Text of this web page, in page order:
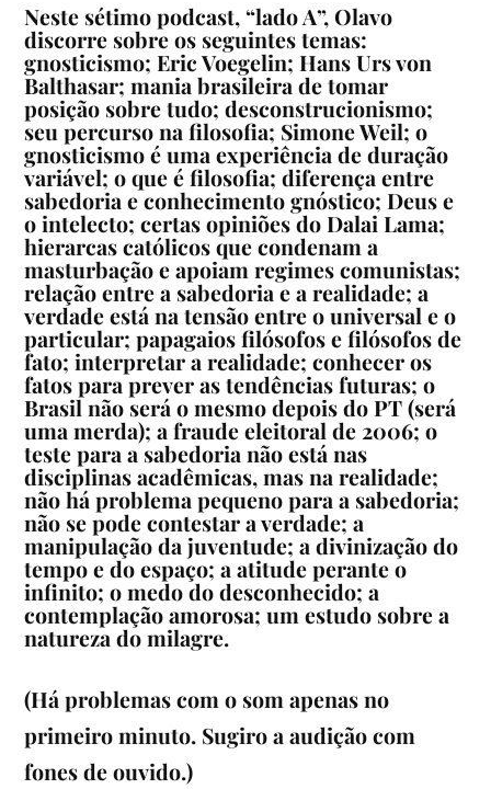
Neste sétimo podcast, “lado A”, Olavo
discorre sobre os seguintes temas:
gnosticismo; Eric Voegelin; Hans Urs von
Balthasar; mania brasileira de tomar
posição sobre tudo; desconstrucionismo;
seu percurso na filosofia; Simone Weil; o
gnosticismo é uma experiência de duração
variável; o que é filosofia; diferença entre
sabedoria e conhecimento gnóstico; Deus e
o intelecto; certas opiniões do Dalai Lama;
hierarcas católicos que condenam a
masturbação e apoiam regimes comunistas;
relação entre a sabedoria e a realidade; a
verdade está na tensão entre o universal e o
particular; papagaios filósofos e filósofos de
fato; interpretar a realidade; conhecer os
fatos para prever as tendências futuras; o
Brasil não será o mesmo depois do PT (será
uma merda); a fraude eleitoral de 2006; o
teste para a sabedoria não está nas
disciplinas acadêmicas, mas na realidade;
não há problema pequeno para a sabedoria;
não se pode contestar a verdade; a
manipulação da juventude; a divinização do
tempo e do espaço; a atitude perante o
infinito; o medo do desconhecido; a
contemplação amorosa; um estudo sobre a
natureza do milagre.
(Há problemas com o som apenas no
primeiro minuto. Sugiro a audição com
fones de ouvido.)